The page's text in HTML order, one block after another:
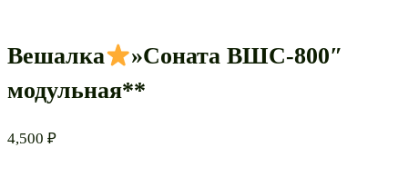
Вешалка
»Соната ВШС-800″
модульная**
4,500 ₽